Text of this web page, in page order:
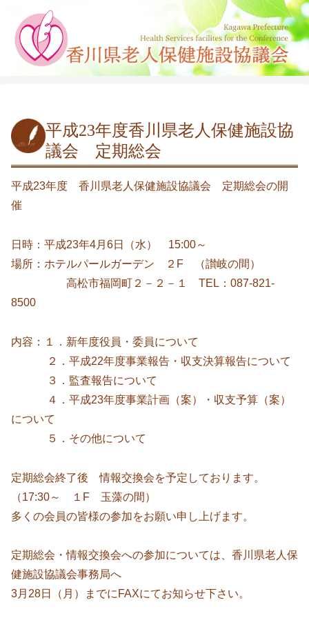
平成23年度香川県老人保健施設協
議会 定期総会
平成23年度 香川県老人保健施設協議会 定期総会の開
催
日時：平成23年4月6日（水） 15:00～
場所：ホテルパールガーデン ２F （讃岐の間）
高松市福岡町２－２－１ TEL：087-821-
8500
内容：１．新年度役員・委員について
２．平成22年度事業報告・収支決算報告について
３．監査報告について
４．平成23年度事業計画（案）・収支予算（案）
について
５．その他について
定期総会終了後 情報交換会を予定しております。
（17:30～ １F 玉藻の間）
多くの会員の皆様の参加をお願い申し上げます。
定期総会・情報交換会への参加については、香川県老人保
健施設協議会事務局へ
3月28日（月）までにFAXにてお知らせ下さい。